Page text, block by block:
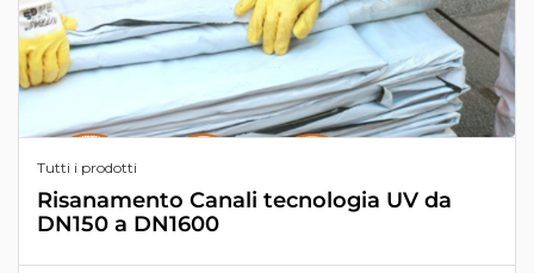
Tutti i prodotti
Risanamento Canali tecnologia UV da
DN150 a DN1600